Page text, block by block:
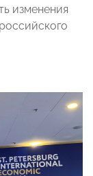
изменения